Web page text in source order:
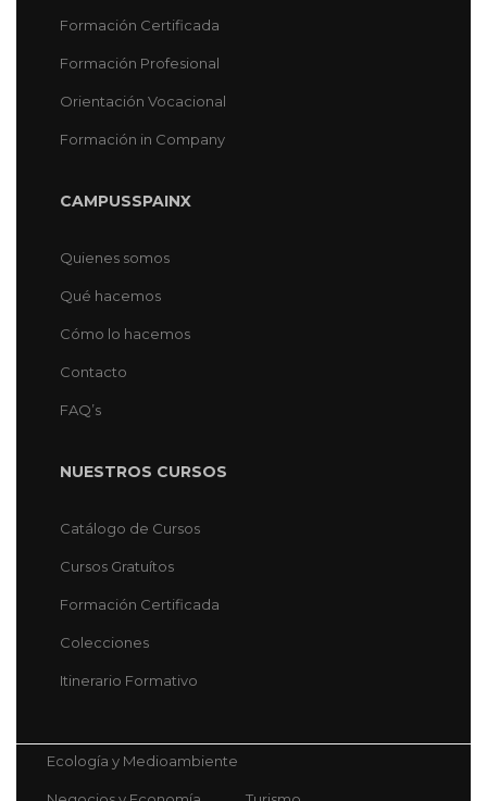
Formación Certificada
Formación Profesional
Orientación Vocacional
Formación in Company
CAMPUSSPAINX
Quienes somos
Qué hacemos
Cómo lo hacemos
Contacto
FAQ’s
NUESTROS CURSOS
Catálogo de Cursos
Cursos Gratuítos
Formación Certificada
Colecciones
Itinerario Formativo
Ecología y Medioambiente